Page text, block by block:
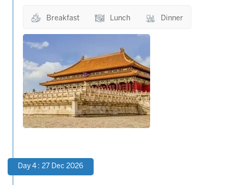
Breakfast Lunch Dinner
Day 4 : 27 Dec 2026